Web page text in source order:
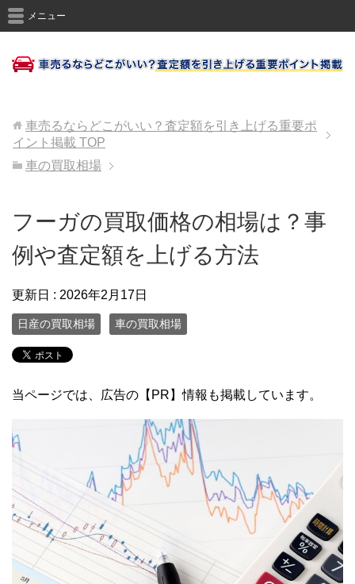
メニュー
車売るならどこがいい？査定額を引き上げる重要ポ
イント掲載 TOP
車の買取相場
フーガの買取価格の相場は？事
例や査定額を上げる方法
更新日 : 2026年2月17日
日産の買取相場 車の買取相場
当ページでは、広告の【PR】情報も掲載しています。